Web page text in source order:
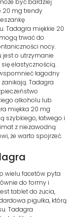
być bardziej
20 mg trendy
Tadagra miękkie 20
trwać do
nocy.
o utrzymanie
elastycznością.
łagodny
Tadagra
alkoholu lub
miękka 20 mg
szybkiego, łatwego i
z niezawodną
że warto spojrzeć.
wielu facetów pyta
do formy i
tablet do żucia,
pigułka, którą
Tadagra